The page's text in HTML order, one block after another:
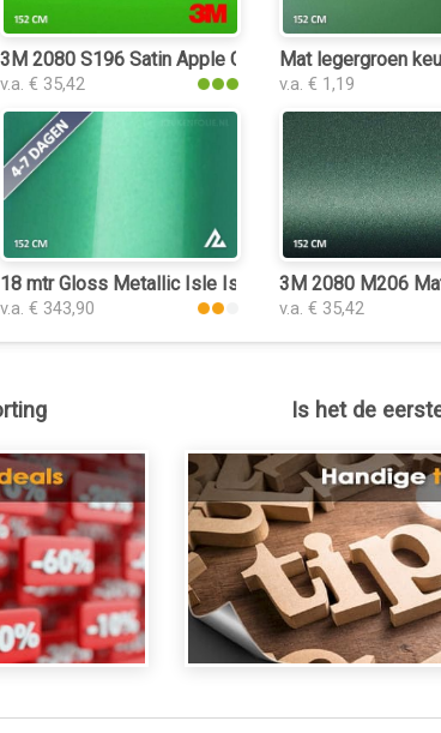
3M 2080 S196 Satin Apple Green keukenfolie
v.a. € 35,42
Mat legergroen
v.a. € 1,19
18 mtr Gloss Metallic Isle Island Green 3185
v.a. € 343,90
3M 2080 M206
v.a. € 35,42
Is het de